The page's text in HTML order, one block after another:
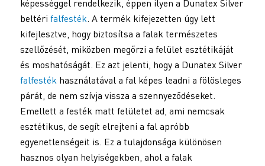
képességgel rendelkezik, éppen ilyen a Dunatex Silver
beltéri falfesték. A termék kifejezetten úgy lett
kifejlesztve, hogy biztosítsa a falak természetes
szellőzését, miközben megőrzi a felület esztétikáját
és moshatóságát. Ez azt jelenti, hogy a Dunatex Silver
falfestékhasználatával a fal képes leadni a fölösleges
párát, de nem szívja vissza a szennyeződéseket.
Emellett a festék matt felületet ad, ami nemcsak
esztétikus, de segít elrejteni a fal apróbb
egyenetlenségeit is. Ez a tulajdonsága különösen
hasznos olyan helyiségekben, ahol a falak